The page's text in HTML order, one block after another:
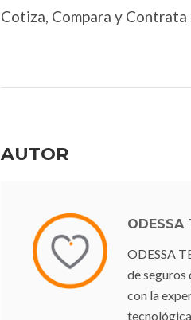
Cotiza, Compara y Contrata
AUTOR
ODESSA
ODESSA
de seguros
con la